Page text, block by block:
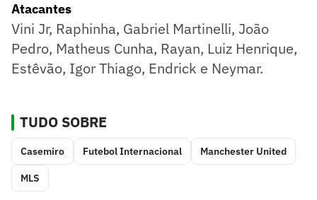
Atacantes
Vini Jr, Raphinha, Gabriel Martinelli, João
Pedro, Matheus Cunha, Rayan, Luiz Henrique,
Estêvão, Igor Thiago, Endrick e Neymar.
TUDO SOBRE
Casemiro Futebol Internacional Manchester United
MLS